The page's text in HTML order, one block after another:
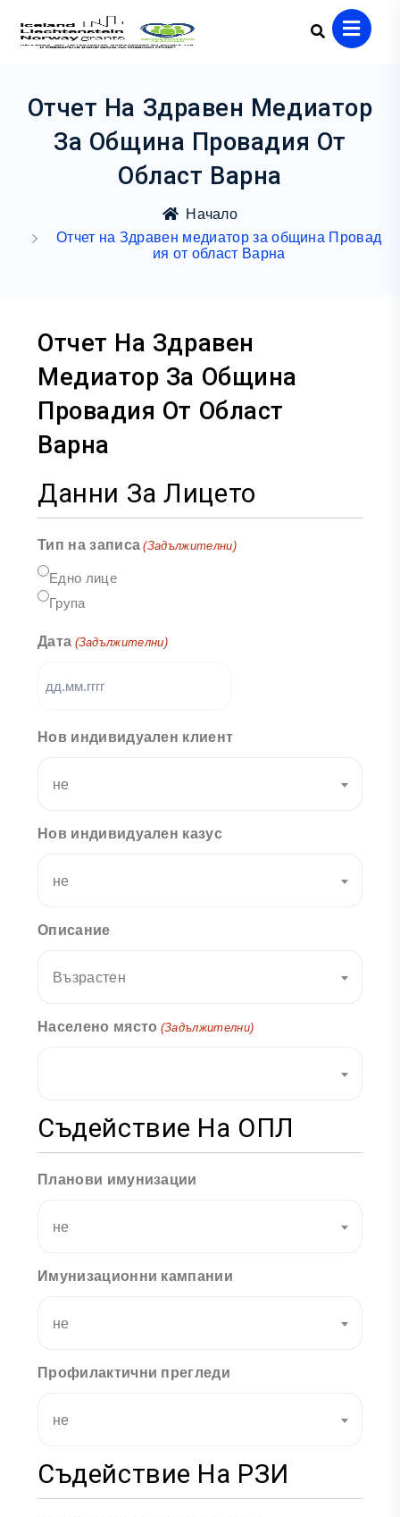
Отчет На Здравен Медиатор
За Община Провадия От
Област Варна
Начало
Отчет на Здравен медиатор за община Провад
ия от област Варна
Отчет На Здравен
Медиатор За Община
Провадия От Област
Варна
Данни За Лицето
Тип на записа (Задължителни)
Едно лице
Група
Дата (Задължителни)
Нов индивидуален клиент
не
Нов индивидуален казус
не
Описание
Възрастен
Населено място (Задължителни)
Съдействие На ОПЛ
Планови имунизации
не
Имунизационни кампании
не
Профилактични прегледи
не
Съдействие На РЗИ